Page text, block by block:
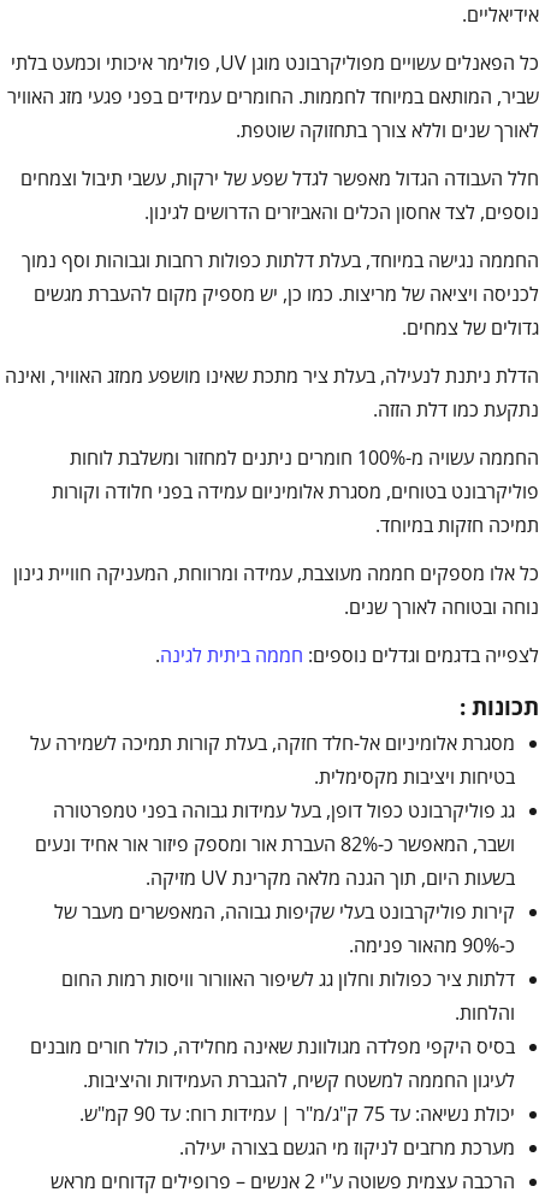
אידיאליים.
כל הפאנלים עשויים מפוליקרבונט מוגן UV, פולימר איכותי וכמעט בלתי
שביר, המותאם במיוחד לחממות. החומרים עמידים בפני פגעי מזג האוויר
לאורך שנים וללא צורך בתחזוקה שוטפת.
חלל העבודה הגדול מאפשר לגדל שפע של ירקות, עשבי תיבול וצמחים
נוספים, לצד אחסון הכלים והאביזרים הדרושים לגינון.
החממה נגישה במיוחד, בעלת דלתות כפולות רחבות וגבוהות וסף נמוך
לכניסה ויציאה של מריצות. כמו כן, יש מספיק מקום להעברת מגשים
גדולים של צמחים.
הדלת ניתנת לנעילה, בעלת ציר מתכת שאינו מושפע ממזג האוויר, ואינה
נתקעת כמו דלת הזזה.
החממה עשויה מ-100% חומרים ניתנים למחזור ומשלבת לוחות
פוליקרבונט בטוחים, מסגרת אלומיניום עמידה בפני חלודה וקורות
תמיכה חזקות במיוחד.
כל אלו מספקים חממה מעוצבת, עמידה ומרווחת, המעניקה חוויית גינון
נוחה ובטוחה לאורך שנים.
לצפייה בדגמים וגדלים נוספים: חממה ביתית לגינה.
תכונות :
מסגרת אלומיניום אל-חלד חזקה, בעלת קורות תמיכה לשמירה על
בטיחות ויציבות מקסימלית.
גג פוליקרבונט כפול דופן, בעל עמידות גבוהה בפני טמפרטורה
ושבר, המאפשר כ-82% העברת אור ומספק פיזור אור אחיד ונעים
בשעות היום, תוך הגנה מלאה מקרינת UV מזיקה.
קירות פוליקרבונט בעלי שקיפות גבוהה, המאפשרים מעבר של
כ-90% מהאור פנימה.
דלתות ציר כפולות וחלון גג לשיפור האוורור וויסות רמות החום
והלחות.
בסיס היקפי מפלדה מגולוונת שאינה מחלידה, כולל חורים מובנים
לעיגון החממה למשטח קשיח, להגברת העמידות והיציבות.
יכולת נשיאה: עד 75 ק"ג/מ"ר | עמידות רוח: עד 90 קמ"ש.
מערכת מרזבים לניקוז מי הגשם בצורה יעילה.
הרכבה עצמית פשוטה ע"י 2 אנשים – פרופילים קדוחים מראש